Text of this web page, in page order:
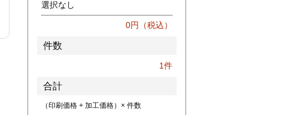
選択なし
0円（税込）
件数
1件
合計
（印刷価格 + 加工価格）× 件数